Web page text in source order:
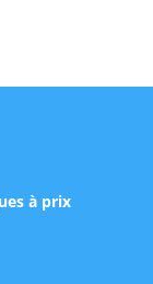
à prix